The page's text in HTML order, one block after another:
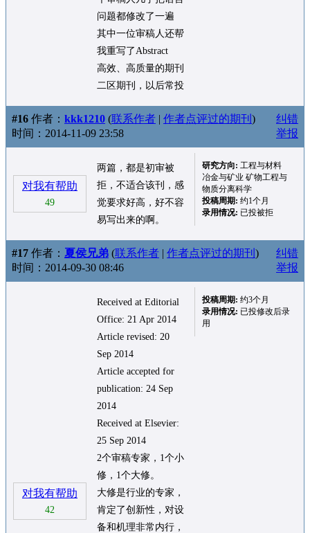
问题都修改了一遍
其中一位审稿人还帮
我重写了Abstract
高效、高质量的期刊
二区期刊，以后常投
#16 作者： kkk1210 (联系作者 | 作者点评过的期刊 )
时间：2014-11-09 23:58
纠错
举报
对我有帮助
49
两篇，都是初审被
拒，不适合该刊，感
觉要求好高，好不容
易写出来的啊。
研究方向: 工程与材料
冶金与矿业 矿物工程与
物质分离科学
投稿周期: 约1个月
录用情况: 已投被拒
#17 作者： 夏侯兄弟 (联系作者 | 作者点评过的期刊 )
时间：2014-09-30 08:46
纠错
举报
对我有帮助
42
Received at Editorial
Office: 21 Apr 2014
Article revised: 20
Sep 2014
Article accepted for
publication: 24 Sep
2014
Received at Elsevier:
25 Sep 2014
2个审稿专家，1个小
修，1个大修。
大修是行业的专家，
肯定了创新性，对设
备和机理非常内行，
投稿周期: 约3个月
录用情况: 已投修改后录
用